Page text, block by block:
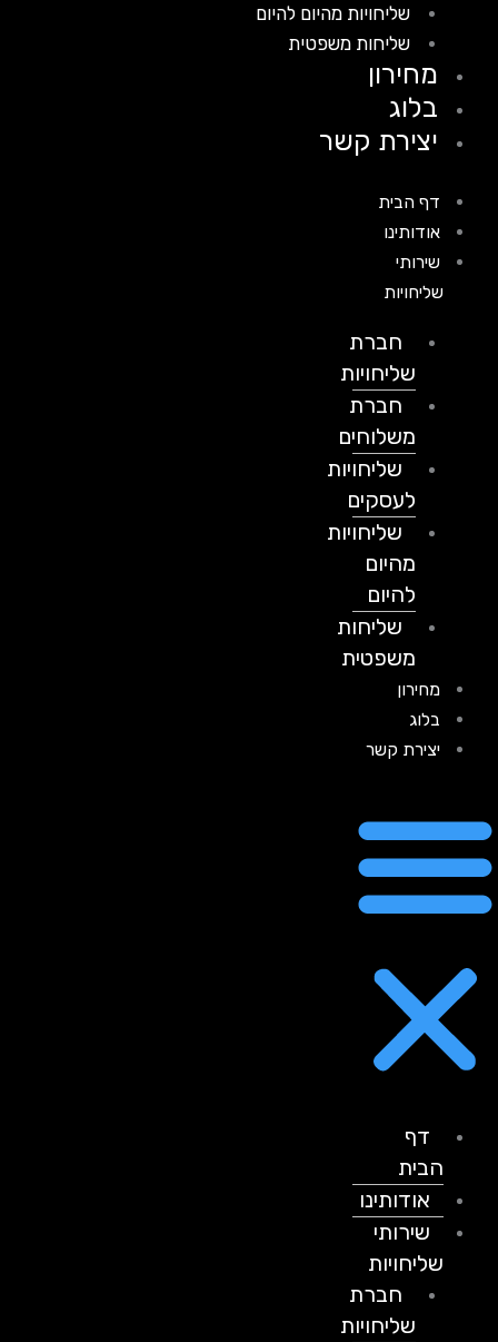
שליחויות מהיום להיום
שליחות משפטית
מחירון
בלוג
יצירת קשר
דף הבית
אודותינו
שירותי
שליחויות
חברת
שליחויות
חברת
משלוחים
שליחויות
לעסקים
שליחויות
מהיום
להיום
שליחות
משפטית
מחירון
בלוג
יצירת קשר
דף
הבית
אודותינו
שירותי
שליחויות
חברת
שליחויות